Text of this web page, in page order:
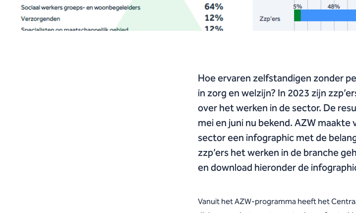
Hoe ervaren zelfstandigen zonder
in zorg en welzijn? In 2023 zijn
over het werken in de sector. De
mei en juni nu bekend. AZW maakte
sector een infographic met de
zzp’ers het werken in de branche
en download hieronder de
Vanuit het AZW-programma heeft het